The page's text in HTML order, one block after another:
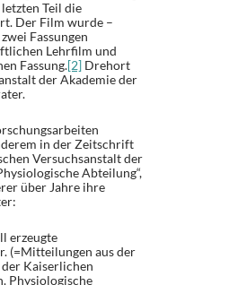
Teil die
Der Film wurde –
Fassungen
Lehrfilm und
Fassung.[2] Drehort
der Akademie der
in der Zeitschrift
Versuchsanstalt der
Abteilung“,
über Jahre ihre
erzeugte
(=Mitteilungen aus der
Kaiserlichen
Physiologische